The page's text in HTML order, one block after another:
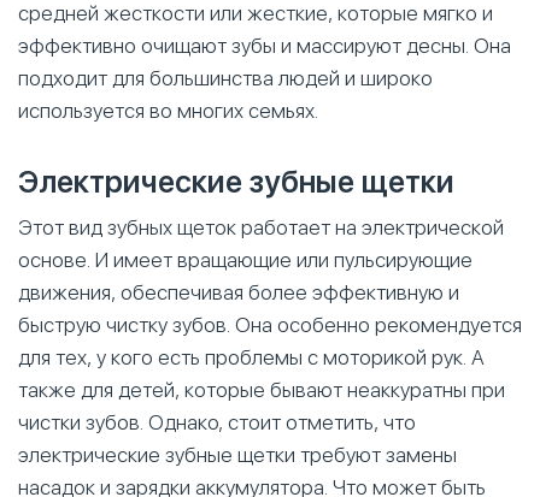
средней жесткости или жесткие, которые мягко и
эффективно очищают зубы и массируют десны. Она
подходит для большинства людей и широко
используется во многих семьях.
Электрические зубные щетки
Этот вид зубных щеток работает на электрической
основе. И имеет вращающие или пульсирующие
движения, обеспечивая более эффективную и
быструю чистку зубов. Она особенно рекомендуется
для тех, у кого есть проблемы с моторикой рук. А
также для детей, которые бывают неаккуратны при
чистки зубов. Однако, стоит отметить, что
электрические зубные щетки требуют замены
насадок и зарядки аккумулятора. Что может быть